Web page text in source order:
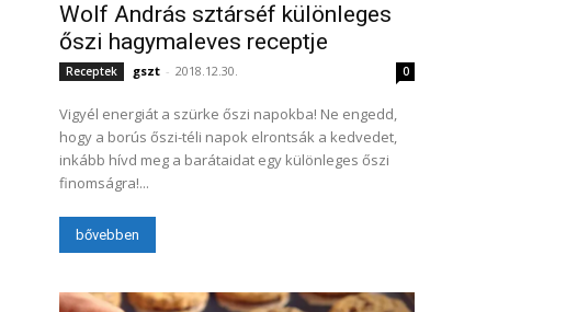
Wolf András sztárséf különleges
őszi hagymaleves receptje
Receptek gszt - 2018.12.30. 0
Vigyél energiát a szürke őszi napokba! Ne engedd,
hogy a borús őszi-téli napok elrontsák a kedvedet,
inkább hívd meg a barátaidat egy különleges őszi
finomságra!...
bővebben